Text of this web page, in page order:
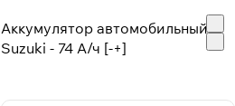
Аккумулятор автомобильный
Suzuki - 74 А/ч [-+]